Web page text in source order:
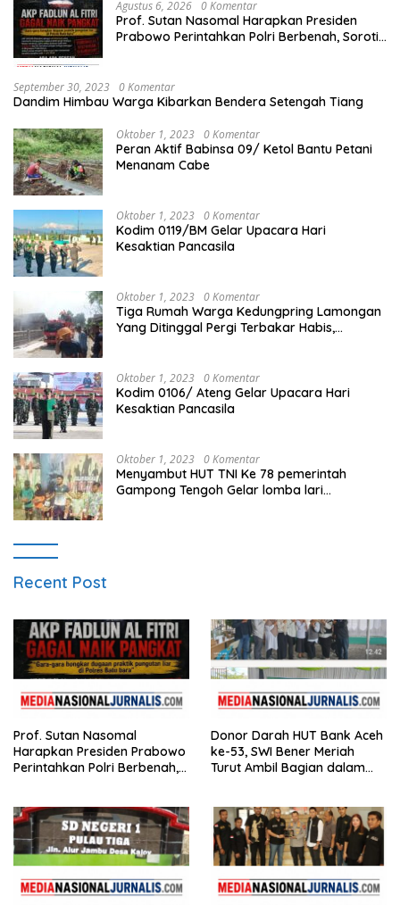
Agustus 6, 2026 0 Komentar
Prof. Sutan Nasomal Harapkan Presiden
Prabowo Perintahkan Polri Berbenah, Soroti
September 30, 2023 0 Komentar
Dandim Himbau Warga Kibarkan Bendera Setengah Tiang
Oktober 1, 2023 0 Komentar
Peran Aktif Babinsa 09/ Ketol Bantu Petani
Menanam Cabe
Oktober 1, 2023 0 Komentar
Kodim 0119/BM Gelar Upacara Hari
Kesaktian Pancasila
Oktober 1, 2023 0 Komentar
Tiga Rumah Warga Kedungpring Lamongan
Yang Ditinggal Pergi Terbakar Habis,
Oktober 1, 2023 0 Komentar
Kodim 0106/ Ateng Gelar Upacara Hari
Kesaktian Pancasila
Oktober 1, 2023 0 Komentar
Menyambut HUT TNI Ke 78 pemerintah
Gampong Tengoh Gelar lomba lari
Recent Post
Prof. Sutan Nasomal
Harapkan Presiden Prabowo
Perintahkan Polri Berbenah,
Donor Darah HUT Bank Aceh
ke-53, SWI Bener Meriah
Turut Ambil Bagian dalam